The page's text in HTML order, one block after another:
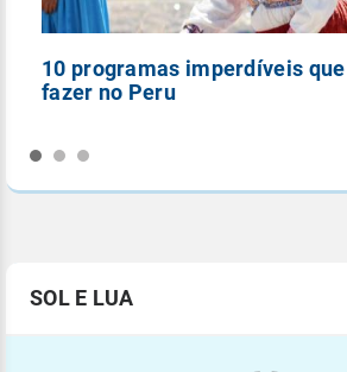
10 programas imperdíveis
fazer no Peru
SOL E LUA